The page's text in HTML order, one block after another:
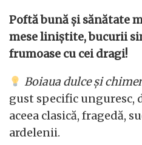
Poftă bună și sănătate
mese liniștite, bucurii
frumoase cu cei dragi!
Boiaua dulce și
gust specific unguresc,
aceea clasică, fragedă,
ardelenii.